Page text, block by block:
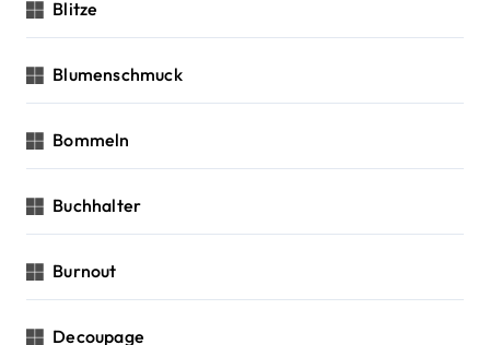
Blitze
Blumenschmuck
Bommeln
Buchhalter
Burnout
Decoupage